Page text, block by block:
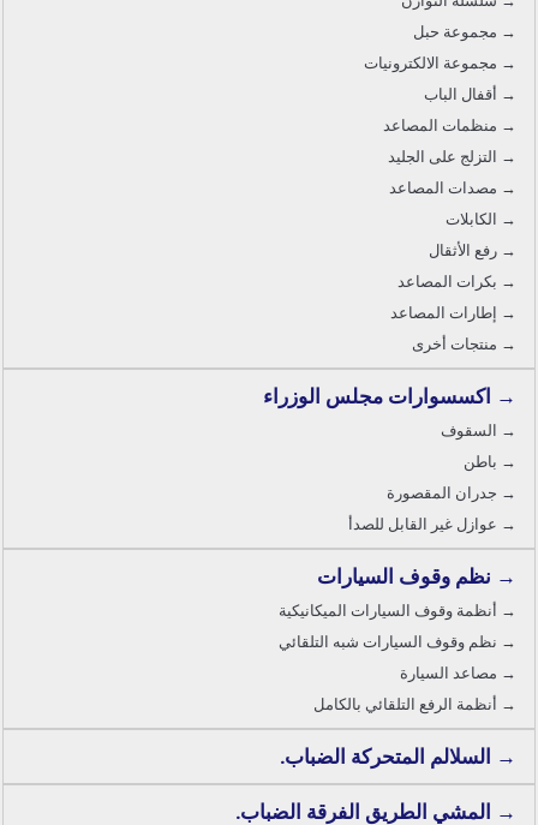
→ مجموعة حبل
→ مجموعة الالكترونيات
→ أقفال الباب
→ منظمات المصاعد
→ التزلج على الجليد
→ مصدات المصاعد
→ الكابلات
→ رفع الأثقال
→ بكرات المصاعد
→ إطارات المصاعد
→ منتجات أخرى
→ اكسسوارات مجلس الوزراء
→ السقوف
→ باطن
→ جدران المقصورة
→ عوازل غير القابل للصدأ
→ نظم وقوف السيارات
→ أنظمة وقوف السيارات الميكانيكية
→ نظم وقوف السيارات شبه التلقائي
→ مصاعد السيارة
→ أنظمة الرفع التلقائي بالكامل
→ السلالم المتحركة الضباب.
→ المشي الطريق الفرقة الضباب.